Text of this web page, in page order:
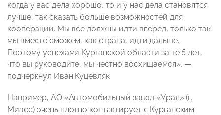
когда у вас дела хорошо, то и у нас дела становятся
лучше, так сказать больше возможностей для
кооперации. Мы все должны идти вперед, только так
мы вместе сможем, как страна, идти дальше.
Поэтому успехами Курганской области за те 5 лет,
что вы руководите, мы честно восхищаемся», —
подчеркнул Иван Куцевляк.
Например, АО «Автомобильный завод «Урал» (г.
Миасс) очень плотно контактирует с Курганским